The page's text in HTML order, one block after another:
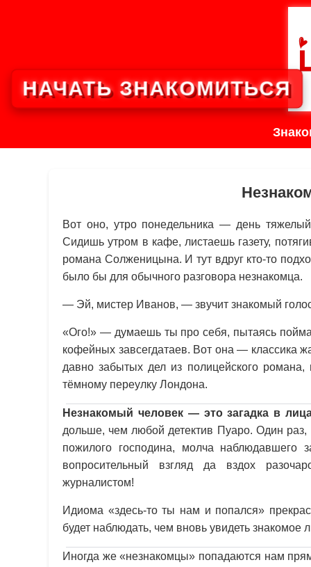
Вот оно, утро понедельника — день
Сидишь утром в кафе, листаешь газету,
романа Солженицына. И тут вдруг кто-то
было бы для обычного разговора незнакомца.
— Эй, мистер Иванов, — звучит знакомый
«Ого!» — думаешь ты про себя, пытаясь
кофейных завсегдатаев. Вот она — классика
давно забытых дел из полицейского
тёмному переулку Лондона.
Незнакомый человек — это загадка в
дольше, чем любой детектив Пуаро. Один
пожилого господина, молча
вопросительный взгляд да вздох
журналистом!
Идиома «здесь-то ты нам и попался»
будет наблюдать, чем вновь увидеть знакомое
Иногда же «незнакомцы» попадаются нам
НАЧАТЬ ЗНАКОМИТЬСЯ